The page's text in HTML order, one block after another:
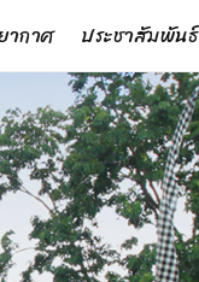
ากาศ ประชาสัมพันธ์